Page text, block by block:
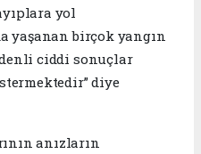
yol
yaşanan birçok yangın
denli ciddi sonuçlar
diye
anızların